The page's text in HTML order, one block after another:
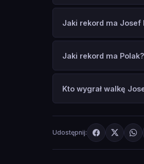
Jaki rekord ma Josef
Jaki rekord ma Polak?
Kto wygrał walkę
Udostępnij: